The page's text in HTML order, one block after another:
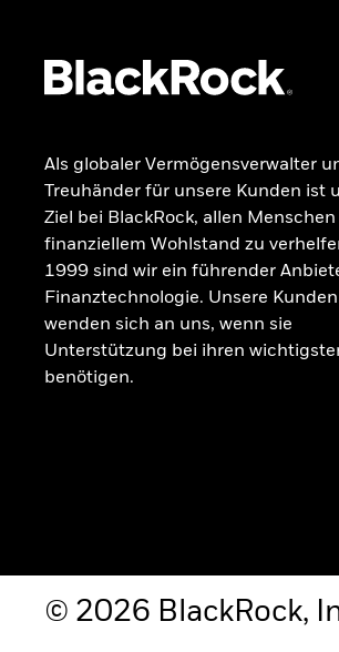
Als globaler Vermögensverwalter
Treuhänder für unsere Kunden ist
Ziel bei BlackRock, allen Menschen
finanziellem Wohlstand zu
1999 sind wir ein führender
Finanztechnologie. Unsere Kunden
wenden sich an uns, wenn sie
Unterstützung bei ihren
benötigen.
© 2026 BlackRock,